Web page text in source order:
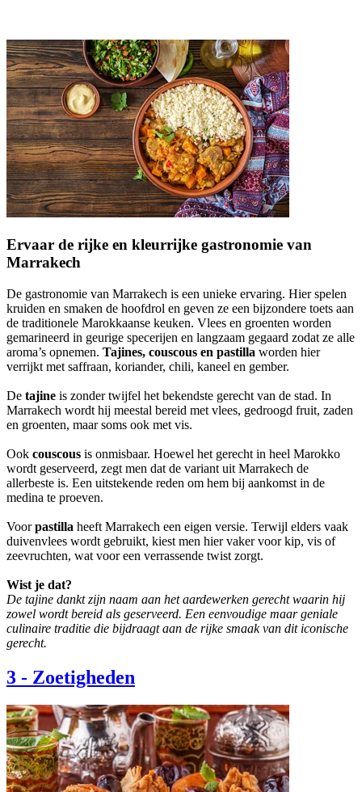
Ervaar de rijke en kleurrijke gastronomie van
Marrakech
De gastronomie van Marrakech is een unieke ervaring. Hier spelen
kruiden en smaken de hoofdrol en geven ze een bijzondere toets aan
de traditionele Marokkaanse keuken. Vlees en groenten worden
gemarineerd in geurige specerijen en langzaam gegaard zodat ze alle
aroma’s opnemen. Tajines, couscous en pastilla worden hier
verrijkt met saffraan, koriander, chili, kaneel en gember.
De tajine is zonder twijfel het bekendste gerecht van de stad. In
Marrakech wordt hij meestal bereid met vlees, gedroogd fruit, zaden
en groenten, maar soms ook met vis.
Ook couscous is onmisbaar. Hoewel het gerecht in heel Marokko
wordt geserveerd, zegt men dat de variant uit Marrakech de
allerbeste is. Een uitstekende reden om hem bij aankomst in de
medina te proeven.
Voorpastilla heeft Marrakech een eigen versie. Terwijl elders vaak
duivenvlees wordt gebruikt, kiest men hier vaker voor kip, vis of
zeevruchten, wat voor een verrassende twist zorgt.
Wist je dat?
De tajine dankt zijn naam aan het aardewerken gerecht waarin hij
zowel wordt bereid als geserveerd. Een eenvoudige maar geniale
culinaire traditie die bijdraagt aan de rijke smaak van dit iconische
gerecht.
3 - Zoetigheden